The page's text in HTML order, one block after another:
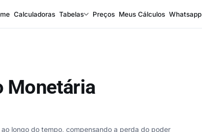
Calculadoras Tabelas Preços Meus Cálculos Whatsapp
Monetária
longo do tempo, compensando a perda do poder